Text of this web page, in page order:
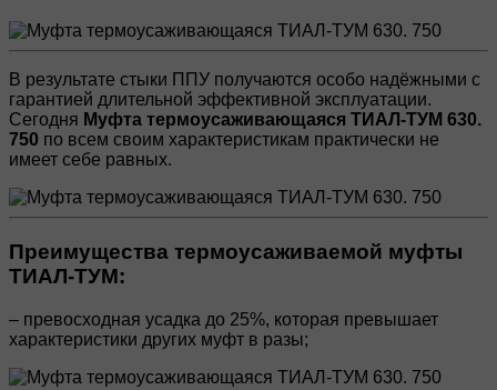
В результате стыки ППУ получаются особо надёжными с
гарантией длительной эффективной эксплуатации.
Сегодня Муфта термоусаживающаяся ТИАЛ-ТУМ 630.
750 по всем своим характеристикам практически не
имеет себе равных.
Преимущества термоусаживаемой муфты
ТИАЛ-ТУМ:
– превосходная усадка до 25%, которая превышает
характеристики других муфт в разы;